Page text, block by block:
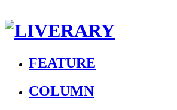
FEATURE
COLUMN